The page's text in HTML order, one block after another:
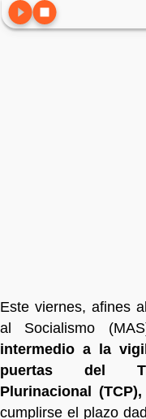
Este viernes, afines
al Socialismo
intermedio a la
puertas del
Plurinacional
cumplirse el plazo